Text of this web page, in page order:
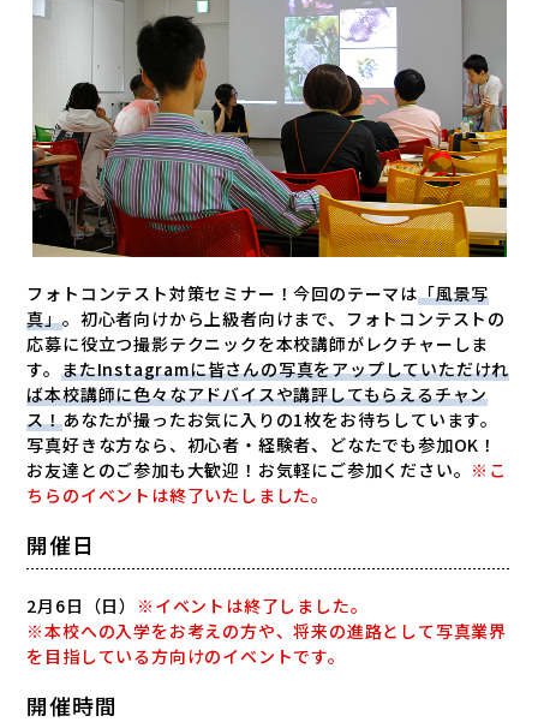
フォトコンテスト対策セミナー！今回のテーマは「風景写
真」。初心者向けから上級者向けまで、フォトコンテストの
応募に役立つ撮影テクニックを本校講師がレクチャーしま
す。 またInstagramに皆さんの写真をアップしていただけれ
ば本校講師に色々なアドバイスや講評してもらえるチャン
ス！あなたが撮ったお気に入りの1枚をお待ちしています。
写真好きな方なら、初心者・経験者、どなたでも参加OK ！
お友達とのご参加も大歓迎！お気軽にご参加ください。 ※こ
ちらのイベントは終了いたしました。
開催日
2月6日（日） ※イベントは終了しました。
※本校への入学をお考えの方や、将来の進路として写真業界
を目指している方向けのイベントです。
開催時間